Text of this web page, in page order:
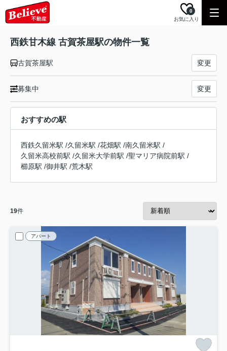
お気に入り
0
西鉄甘木線 古賀茶屋駅の物件一覧
古賀茶屋駅 変更
募集中 変更
おすすめの駅
西鉄久留米駅 /久留米駅 /花畑駅 /南久留米駅 /
久留米高校前駅 /久留米大学前駅 /聖マリア病院前駅 /
櫛原駅 /御井駅 /荒木駅
19件
アパート